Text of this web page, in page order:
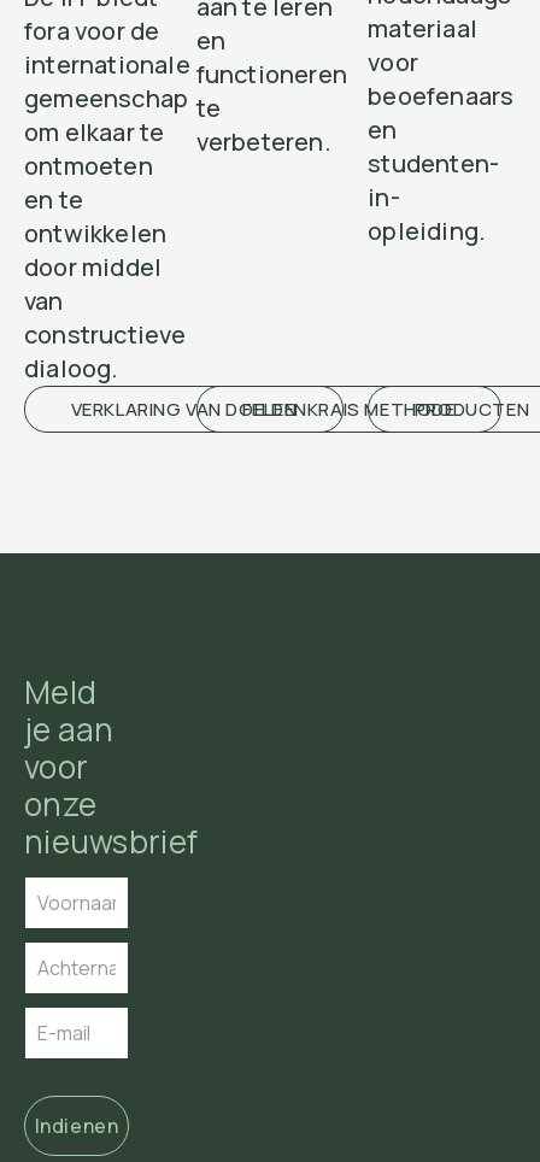
fora voor de
internationale
gemeenschap
om elkaar te
ontmoeten
en te
ontwikkelen
door middel
van
constructieve
dialoog.
VERKLARING VAN DOELEN
en
functioneren
te
verbeteren.
FELDENKRAIS METHODE
materiaal
voor
beoefenaars
en
studenten-
in-
opleiding.
PRODUCTEN
Meld
je aan
voor
onze
nieuwsbrief
Indienen